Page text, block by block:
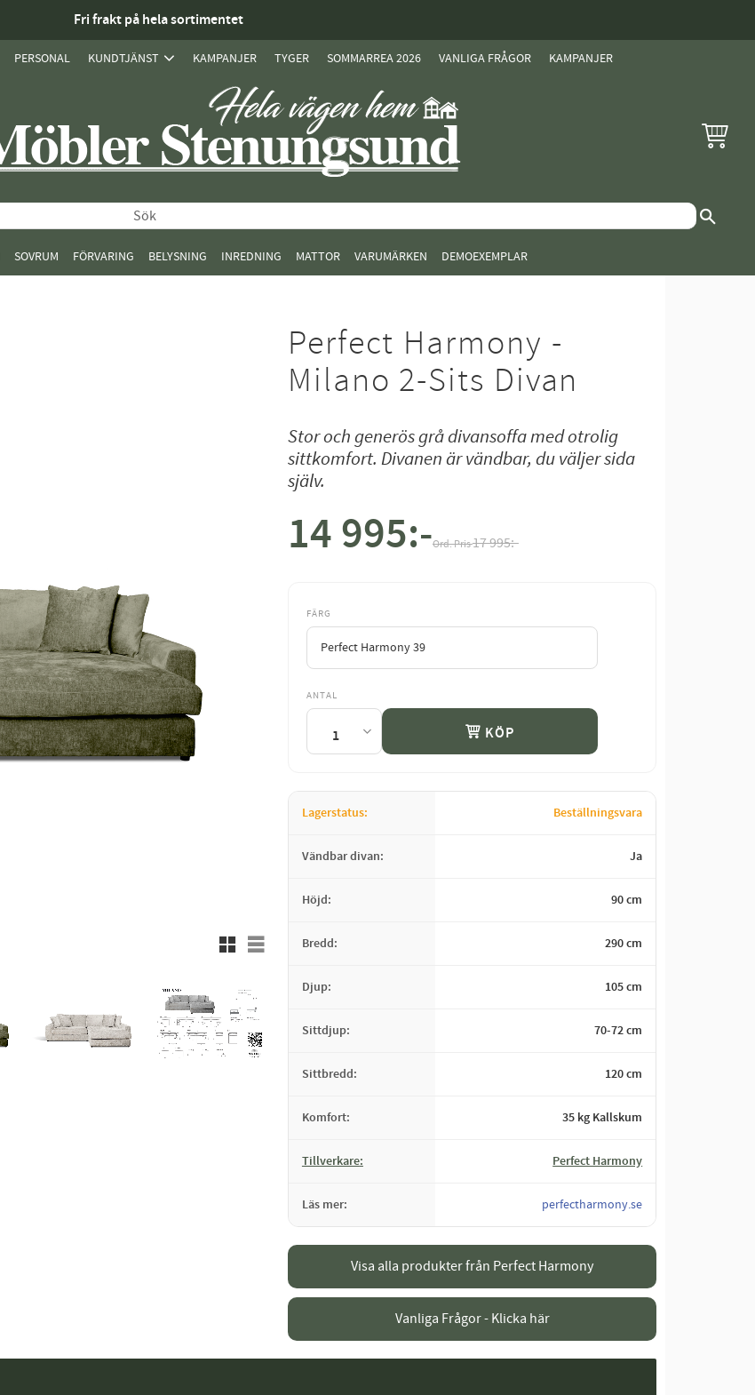
Fri frakt på hela sortimentet
PERSONAL KUNDTJÄNST KAMPANJER TYGER SOMMARREA 2026 VANLIGA FRÅGOR KAMPANJER
SOVRUM FÖRVARING BELYSNING INREDNING MATTOR VARUMÄRKEN DEMOEXEMPLAR
Perfect Harmony -
Milano 2-Sits Divan
Stor och generös grå divansoffa med otrolig
sittkomfort. Divanen är vändbar, du väljer sida
själv.
Rutnätsvy
Listvy
Nedsatt pris:
14 995:- 17 995:-
FÄRG
ANTAL
KÖP
Lagerstatus Beställningsvara
Vändbar divan Ja
Höjd 90 cm
Bredd 290 cm
Djup 105 cm
Sittdjup 70-72 cm
Sittbredd ​120 cm
Komfort 35 kg Kallskum
Tillverkare Perfect Harmony
Läs mer perfectharmony.se
Visa alla produkter från Perfect Harmony
Vanliga Frågor - Klicka här